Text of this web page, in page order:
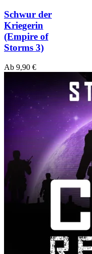
Schwur der
Kriegerin
(Empire of
Storms 3)
Ab 9,90 €